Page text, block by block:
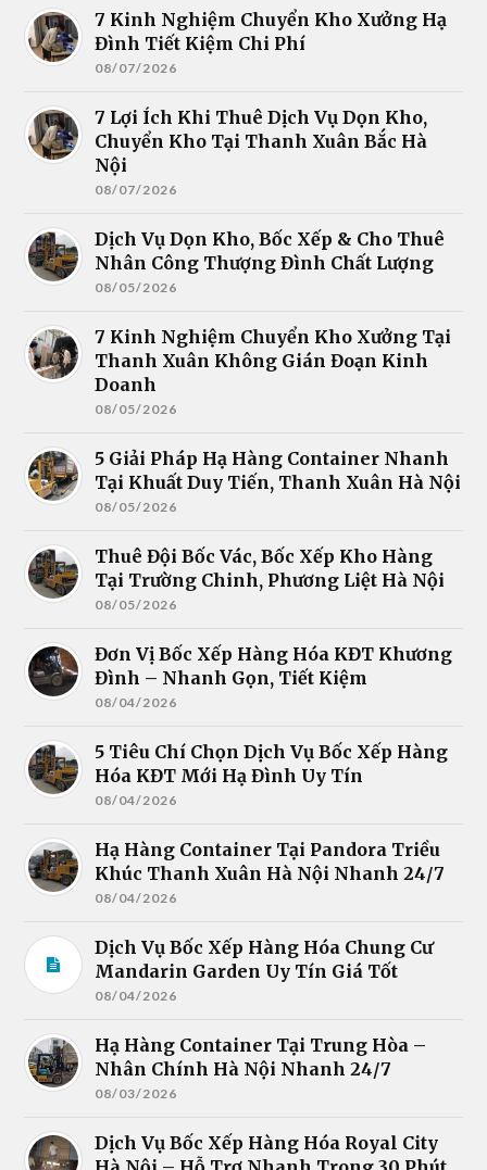
7 Kinh Nghiệm Chuyển Kho Xưởng Hạ
Đình Tiết Kiệm Chi Phí
08/07/2026
7 Lợi Ích Khi Thuê Dịch Vụ Dọn Kho,
Chuyển Kho Tại Thanh Xuân Bắc Hà
Nội
08/07/2026
Dịch Vụ Dọn Kho, Bốc Xếp & Cho Thuê
Nhân Công Thượng Đình Chất Lượng
08/05/2026
7 Kinh Nghiệm Chuyển Kho Xưởng Tại
Thanh Xuân Không Gián Đoạn Kinh
Doanh
08/05/2026
5 Giải Pháp Hạ Hàng Container Nhanh
Tại Khuất Duy Tiến, Thanh Xuân Hà Nội
08/05/2026
Thuê Đội Bốc Vác, Bốc Xếp Kho Hàng
Tại Trường Chinh, Phương Liệt Hà Nội
08/05/2026
Đơn Vị Bốc Xếp Hàng Hóa KĐT Khương
Đình – Nhanh Gọn, Tiết Kiệm
08/04/2026
5 Tiêu Chí Chọn Dịch Vụ Bốc Xếp Hàng
Hóa KĐT Mới Hạ Đình Uy Tín
08/04/2026
Hạ Hàng Container Tại Pandora Triều
Khúc Thanh Xuân Hà Nội Nhanh 24/7
08/04/2026
Dịch Vụ Bốc Xếp Hàng Hóa Chung Cư
Mandarin Garden Uy Tín Giá Tốt
08/04/2026
Hạ Hàng Container Tại Trung Hòa –
Nhân Chính Hà Nội Nhanh 24/7
08/03/2026
Dịch Vụ Bốc Xếp Hàng Hóa Royal City